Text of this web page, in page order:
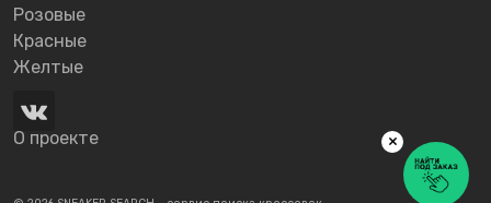
Розовые
Красные
Желтые
О проекте ×